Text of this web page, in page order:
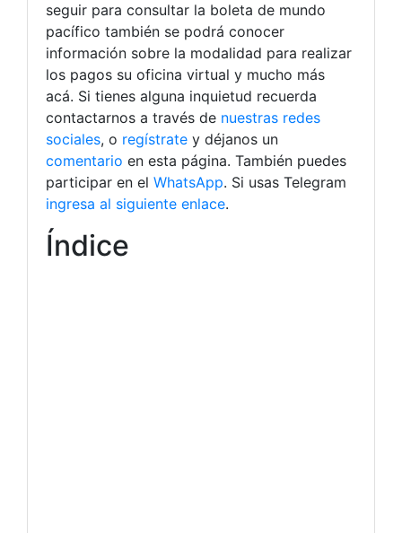
seguir para consultar la boleta de mundo
pacífico también se podrá conocer
información sobre la modalidad para realizar
los pagos su oficina virtual y mucho más
acá. Si tienes alguna inquietud recuerda
contactarnos a través de nuestras redes
sociales, o regístrate y déjanos un
comentario en esta página. También puedes
participar en el WhatsApp. Si usas Telegram
ingresa al siguiente enlace.
Índice